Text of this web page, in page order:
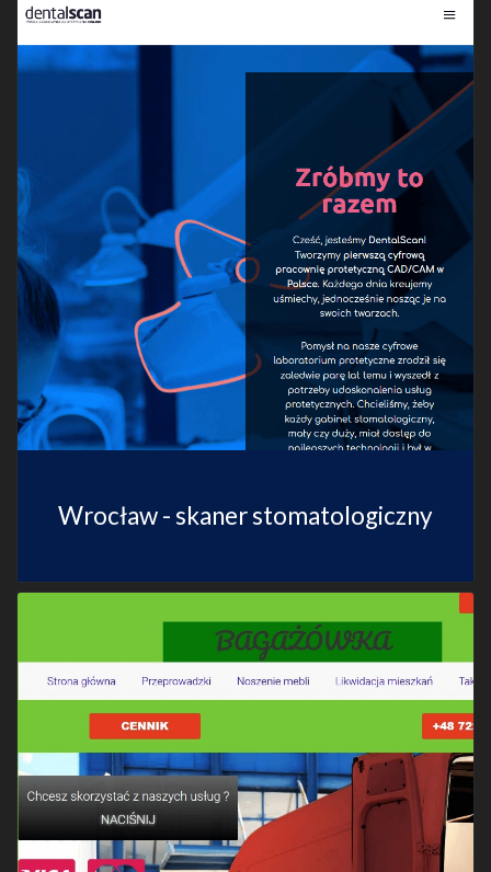
Wrocław - skaner stomatologiczny